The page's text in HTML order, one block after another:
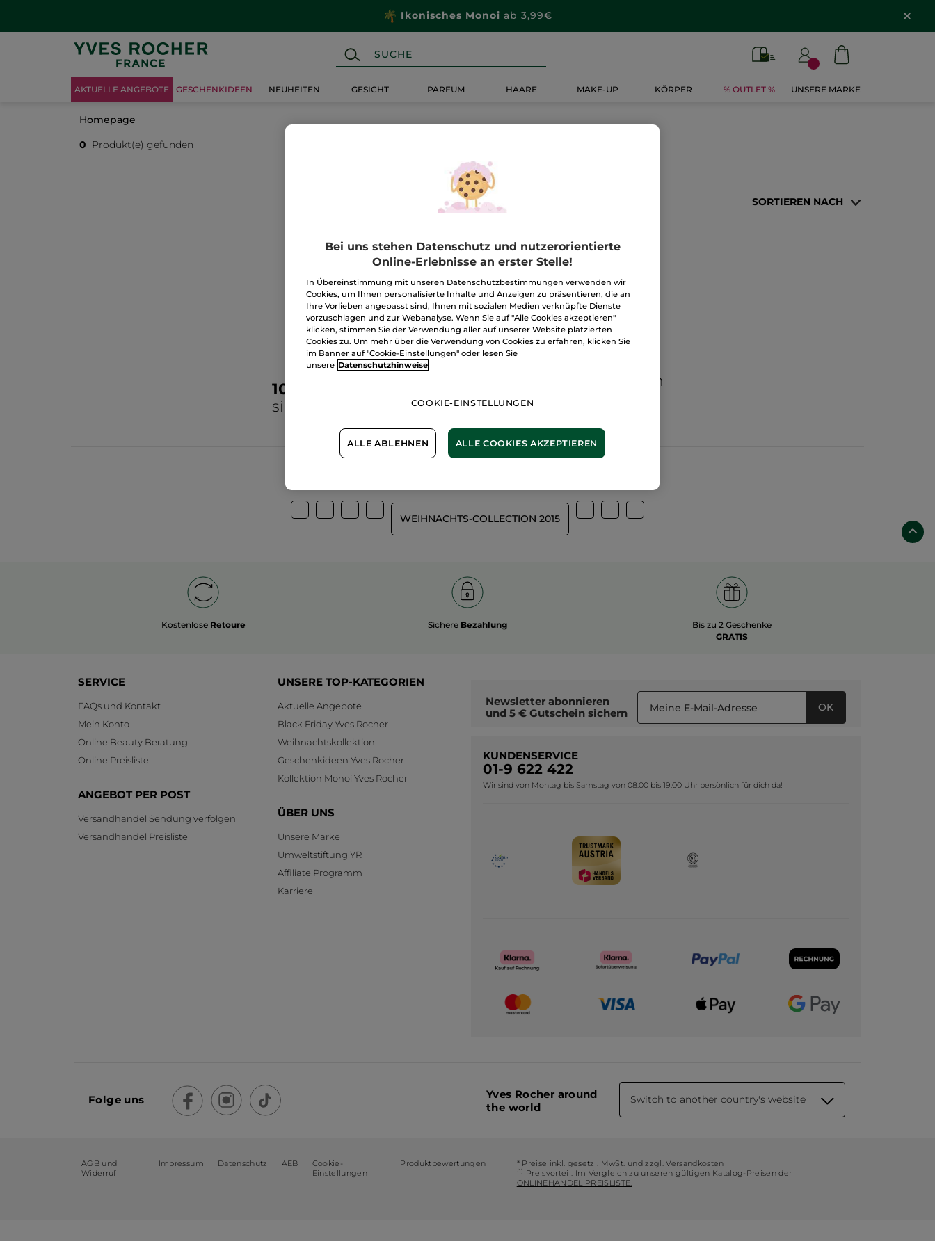
Ikonisches Monoi ab 3,99€
AKTUELLE ANGEBOTE GESCHENKIDEEN NEUHEITEN GESICHT PARFUM HAARE MAKE-UP KÖRPER % OUTLET % UNSERE MARKE
Homepage
0 Produkt(e) gefunden
SORTIEREN NACH
100%
sind
Wir bewirtschaften
unsere Felder
WEIHNACHTS-COLLECTION 2015
Kostenlose Retoure Sichere Bezahlung
Bis zu 2 Geschenke
GRATIS
SERVICE
FAQs und Kontakt
Mein Konto
Online Beauty Beratung
Online Preisliste
ANGEBOT PER POST
Versandhandel Sendung verfolgen
Versandhandel Preisliste
UNSERE TOP-KATEGORIEN
Aktuelle Angebote
Black Friday Yves Rocher
Weihnachtskollektion
Geschenkideen Yves Rocher
Kollektion Monoi Yves Rocher
ÜBER UNS
Unsere Marke
Umweltstiftung YR
Affiliate Programm
Karriere
Newsletter abonnieren
und 5 € Gutschein sichern OK
KUNDENSERVICE
01-9 622 422
Wir sind von Montag bis Samstag von 08.00 bis 19.00 Uhr persönlich für dich da!
Folge uns
Yves Rocher around
the world
Switch to another country's website
AGB und
Widerruf
Impressum Datenschutz AEB
Cookie-
Einstellungen
Produktbewertungen * Preise inkl. gesetzl. MwSt. und zzgl. Versandkosten
(1) Preisvorteil: Im Vergleich zu unseren gültigen Katalog-Preisen der
ONLINEHANDEL PREISLISTE.
Bei uns stehen Datenschutz und nutzerorientierte
Online-Erlebnisse an erster Stelle!
In Übereinstimmung mit unseren Datenschutzbestimmungen verwenden wir
Cookies, um Ihnen personalisierte Inhalte und Anzeigen zu präsentieren, die an
Ihre Vorlieben angepasst sind, Ihnen mit sozialen Medien verknüpfte Dienste
vorzuschlagen und zur Webanalyse. Wenn Sie auf "Alle Cookies akzeptieren"
klicken, stimmen Sie der Verwendung aller auf unserer Website platzierten
Cookies zu. Um mehr über die Verwendung von Cookies zu erfahren, klicken Sie
im Banner auf "Cookie-Einstellungen" oder lesen Sie
unsere Datenschutzhinweise
COOKIE-EINSTELLUNGEN
ALLE ABLEHNEN ALLE COOKIES AKZEPTIEREN